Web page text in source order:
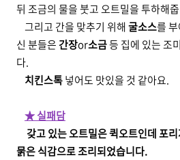
뒤 조금의 물을 붓고 오트밀을 투하해
그리고 간을 맞추기 위해굴소스를
신 분들은 간장or소금등 집에 있는 조
다.
치킨스톡넣어도 맛있을 것 같아요.
★실패담
갖고 있는 오트밀은 퀵오트인데 포
묽은 식감으로 조리되었습니다.